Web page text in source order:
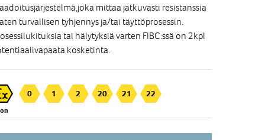
mittaa jatkuvasti resistanssia
turvallisen tyhjennys ja/tai täyttöprosessin.
tai hälytyksiä varten FIBC:ssä on 2kpl
kosketinta.
0 1 2 20 21 22